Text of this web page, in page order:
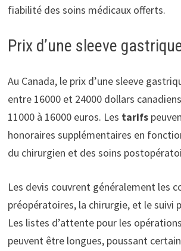
fiabilité des soins médicaux offerts.
Prix d’une sleeve
Au Canada, le prix d’une sleeve
entre 16000 et 24000 dollars
11000 à 16000 euros. Les tarifs
honoraires supplémentaires en
du chirurgien et des soins
Les devis couvrent généralement les
préopératoires, la chirurgie, et le suivi
Les listes d’attente pour les
peuvent être longues, poussant